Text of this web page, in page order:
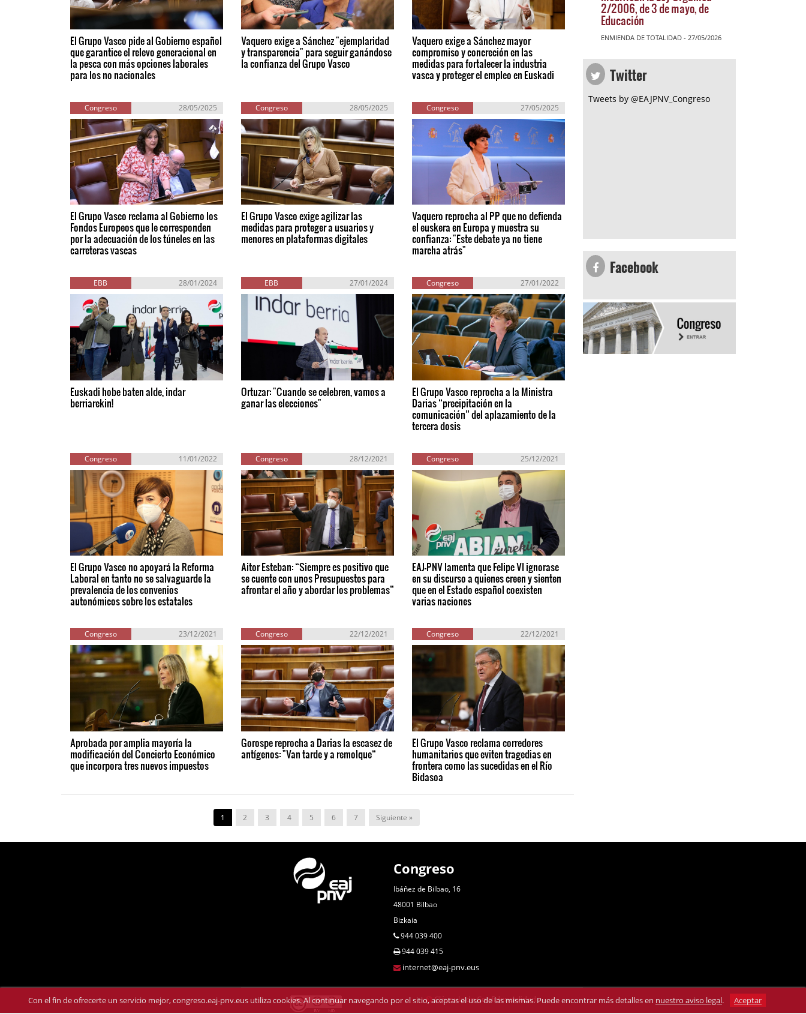
El Grupo Vasco pide al Gobierno español
que garantice el relevo generacional en
la pesca con más opciones laborales
para los no nacionales
Vaquero exige a Sánchez "ejemplaridad
y transparencia" para seguir ganándose
la confianza del Grupo Vasco
Vaquero exige a Sánchez mayor
compromiso y concreción en las
medidas para fortalecer la industria
vasca y proteger el empleo en Euskadi
Congreso 28/05/2025
El Grupo Vasco reclama al Gobierno los
Fondos Europeos que le corresponden
por la adecuación de los túneles en las
carreteras vascas
Congreso 28/05/2025
El Grupo Vasco exige agilizar las
medidas para proteger a usuarios y
menores en plataformas digitales
Congreso 27/05/2025
Vaquero reprocha al PP que no defienda
el euskera en Europa y muestra su
confianza: "Este debate ya no tiene
marcha atrás"
EBB 28/01/2024
Euskadi hobe baten alde, indar
berriarekin!
EBB 27/01/2024
Ortuzar: "Cuando se celebren, vamos a
ganar las elecciones"
Congreso 27/01/2022
El Grupo Vasco reprocha a la Ministra
Darias “precipitación en la
comunicación” del aplazamiento de la
tercera dosis
Congreso 11/01/2022
El Grupo Vasco no apoyará la Reforma
Laboral en tanto no se salvaguarde la
prevalencia de los convenios
autonómicos sobre los estatales
Congreso 28/12/2021
Aitor Esteban: “Siempre es positivo que
se cuente con unos Presupuestos para
afrontar el año y abordar los problemas”
Congreso 25/12/2021
EAJ-PNV lamenta que Felipe VI ignorase
en su discurso a quienes creen y sienten
que en el Estado español coexisten
varias naciones
Congreso 23/12/2021
Aprobada por amplia mayoría la
modificación del Concierto Económico
que incorpora tres nuevos impuestos
Congreso 22/12/2021
Gorospe reprocha a Darias la escasez de
antígenos: "Van tarde y a remolque“
Congreso 22/12/2021
El Grupo Vasco reclama corredores
humanitarios que eviten tragedias en
frontera como las sucedidas en el Río
Bidasoa
1 2 3 4 5 6 7 Siguiente »
2/2006, de 3 de mayo, de
Educación
ENMIENDA DE TOTALIDAD - 27/05/2026
Twitter
Tweets by @EAJPNV_Congreso
Facebook
Congreso
Ibáñez de Bilbao, 16
48001 Bilbao
Bizkaia
944 039 400
944 039 415
internet@eaj-pnv.eus
Cláusula de Confidencialidad
Con el fin de ofrecerte un servicio mejor, congreso.eaj-pnv.eus utiliza cookies. Al continuar navegando por el sitio, aceptas el uso de las mismas. Puede encontrar más detalles en nuestro aviso legal. Aceptar